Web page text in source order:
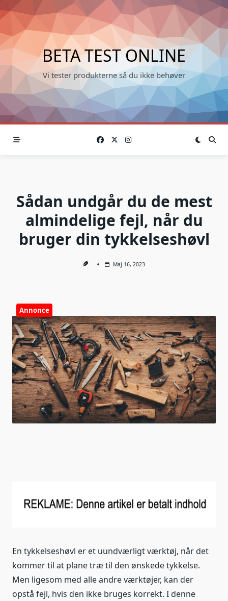
Skip
to
content
BETA TEST ONLINE
Vi tester produkterne så du ikke behøver
Sådan undgår du de mest
almindelige fejl, når du
bruger din tykkelseshøvl
Maj 16, 2023
Annonce
En tykkelseshøvl er et uundværligt værktøj, når det
kommer til at plane træ til den ønskede tykkelse.
Men ligesom med alle andre værktøjer, kan der
opstå fejl, hvis den ikke bruges korrekt. I denne